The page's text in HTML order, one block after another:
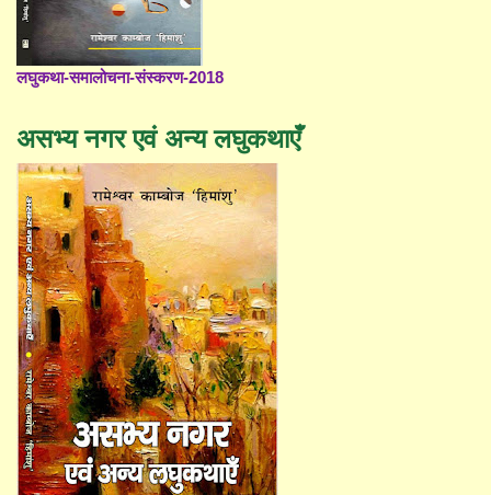
लघुकथा-समालोचना-संस्करण-2018
असभ्य नगर एवं अन्य लघुकथाएँ